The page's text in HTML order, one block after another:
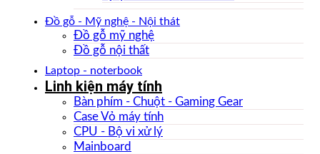
Đồ gỗ - Mỹ nghệ - Nội thát
Đồ gỗ mỹ nghệ
Đồ gỗ nội thất
Laptop - noterbook
Linh kiện máy tính
Bàn phím - Chuột - Gaming Gear
Case Vỏ máy tính
CPU - Bộ vi xử lý
Mainboard